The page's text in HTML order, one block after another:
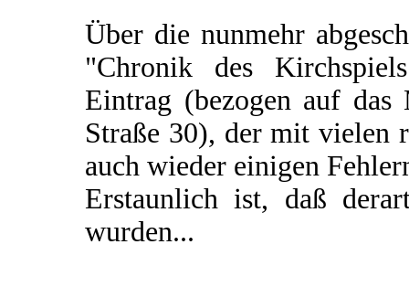
Über die nunmehr
"Chronik des
Eintrag (bezogen auf
Straße 30), der mit vielen
auch wieder einigen
Erstaunlich ist, daß
wurden...